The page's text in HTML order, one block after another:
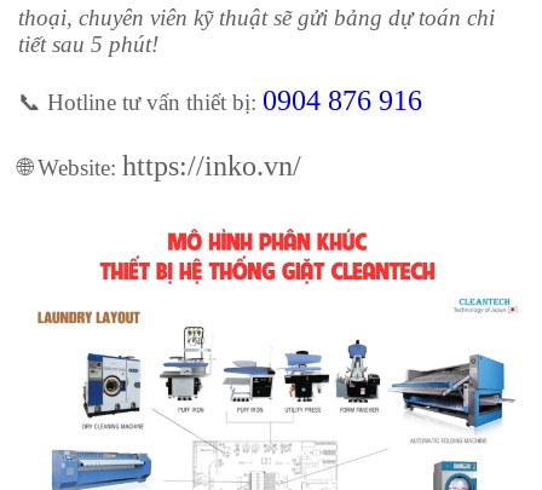
thoại, chuyên viên kỹ thuật sẽ gửi bảng dự toán chi
tiết sau 5 phút!
📞 Hotline tư vấn thiết bị: 0904 876 916
🌐 Website: https://inko.vn/